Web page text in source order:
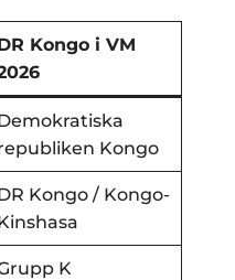
Kongo i VM
Kongo
Kongo / Kongo-
K